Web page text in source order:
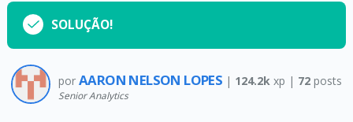
SOLUÇÃO!
por AARON NELSON LOPES | 124.2k xp | 72posts
Senior Analytics